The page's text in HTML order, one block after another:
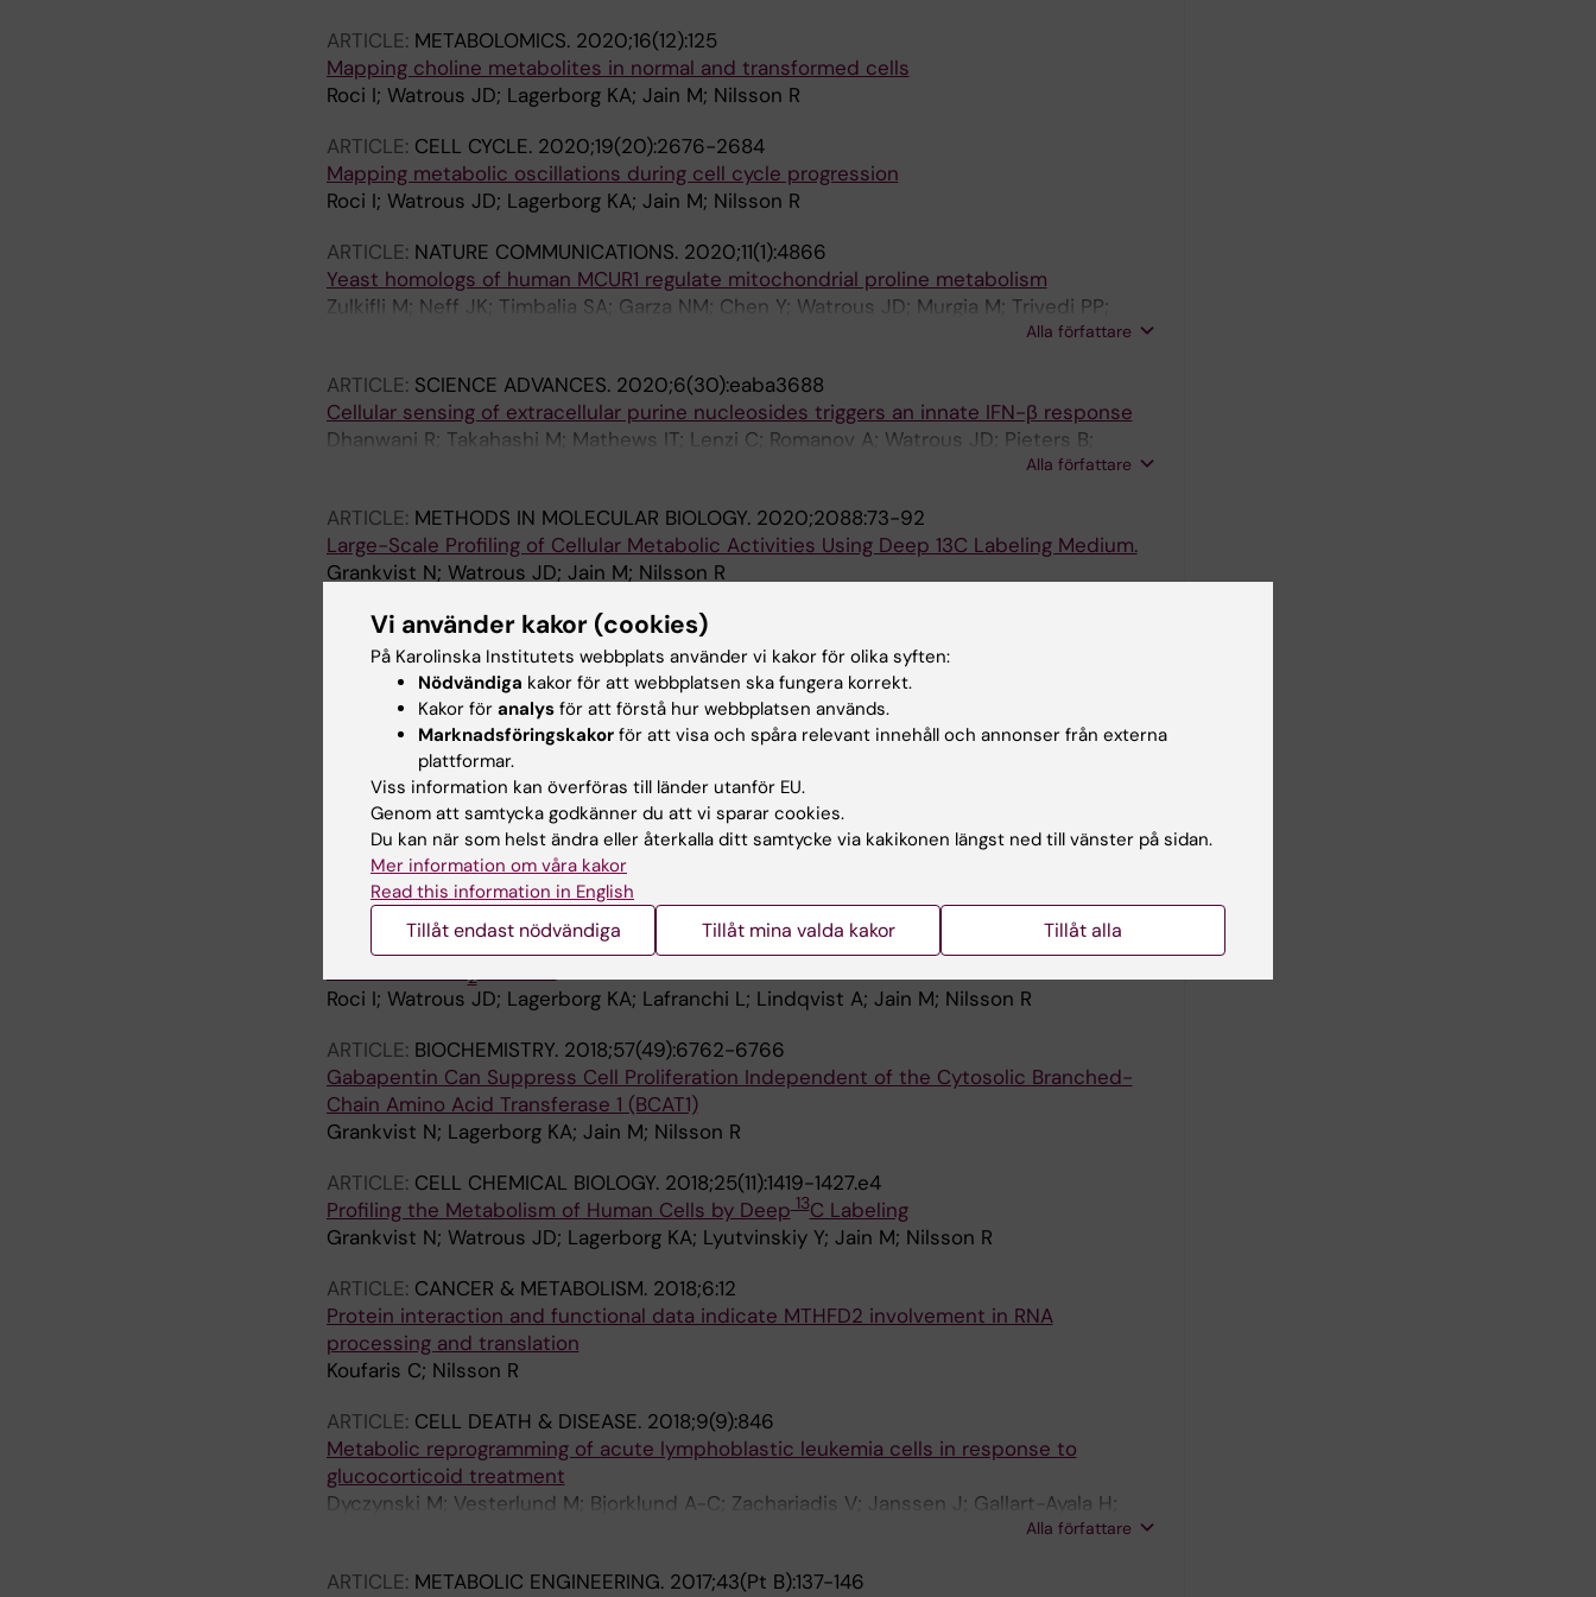
ARTICLE: METABOLOMICS. 2020;16(12):125
Mapping choline metabolites in normal and transformed cells
Roci I; Watrous JD; Lagerborg KA; Jain M; Nilsson R
ARTICLE: CELL CYCLE. 2020;19(20):2676-2684
Mapping metabolic oscillations during cell cycle progression
Roci I; Watrous JD; Lagerborg KA; Jain M; Nilsson R
ARTICLE: NATURE COMMUNICATIONS. 2020;11(1):4866
Yeast homologs of human MCUR1 regulate mitochondrial proline metabolism
Zulkifli M; Neff JK; Timbalia SA; Garza NM; Chen Y; Watrous JD; Murgia M; Trivedi PP;
Alla författare
ARTICLE: SCIENCE ADVANCES. 2020;6(30):eaba3688
Cellular sensing of extracellular purine nucleosides triggers an innate IFN-β response
Dhanwani R; Takahashi M; Mathews IT; Lenzi C; Romanov A; Watrous JD; Pieters B;
Alla författare
ARTICLE: METHODS IN MOLECULAR BIOLOGY. 2020;2088:73-92
Large-Scale Profiling of Cellular Metabolic Activities Using Deep 13C Labeling Medium.
Grankvist N; Watrous JD; Jain M; Nilsson R
ARTICLE:ISCIENCE.2019;21:188-204
MYCN-enhanced Oxidative and Glycolytic Metabolism Reveals Vulnerabilities for
Targeting Neuroblastoma
Oliynyk G; Ruiz-Perez MV; Sainero-Alcolado L; Dzieran J; Zirath H; Gallart-Ayala H;
Wheelock CE; Johansson HJ; Nilsson R; Lehtio J; Arsenian-Henriksson M
Alla författare
ARTICLE:GENE.2019;716:144032
Mitochondrial MTHFD isozymes display distinct expression, regulation, and association
with cancer
Nilsson R; Nicolaidou V; Koufaris C
ARTICLE:CELL REPORTS.
2019;26(7):1691-1700.e5
Mapping Metabolic Events in the Cancer Cell Cycle Reveals Arginine Catabolism in the
2
Roci I; Watrous JD; Lagerborg KA; Lafranchi L; Lindqvist A; Jain M; Nilsson R
ARTICLE: BIOCHEMISTRY. 2018;57(49):6762-6766
Gabapentin Can Suppress Cell Proliferation Independent of the Cytosolic Branched-
Chain Amino Acid Transferase 1 (BCAT1)
Grankvist N; Lagerborg KA; Jain M; Nilsson R
ARTICLE: CELL CHEMICAL BIOLOGY. 2018;25(11):1419-1427.e4
Profiling the Metabolism of Human Cells by Deep 13C Labeling
Grankvist N; Watrous JD; Lagerborg KA; Lyutvinskiy Y; Jain M; Nilsson R
ARTICLE: CANCER & METABOLISM. 2018;6:12
Protein interaction and functional data indicate MTHFD2 involvement in RNA
processing and translation
Koufaris C; Nilsson R
ARTICLE: CELL DEATH & DISEASE. 2018;9(9):846
Metabolic reprogramming of acute lymphoblastic leukemia cells in response to
glucocorticoid treatment
Dyczynski M; Vesterlund M; Bjorklund A-C; Zachariadis V; Janssen J; Gallart-Ayala H;
Alla författare
ARTICLE: METABOLIC ENGINEERING. 2017;43(Pt B):137-146
Vi använder kakor (cookies)
På Karolinska Institutets webbplats använder vi kakor för olika syften:
Nödvändiga kakor för att webbplatsen ska fungera korrekt.
Kakor för analys för att förstå hur webbplatsen används.
Marknadsföringskakor för att visa och spåra relevant innehåll och annonser från externa
plattformar.
Viss information kan överföras till länder utanför EU.
Genom att samtycka godkänner du att vi sparar cookies.
Du kan när som helst ändra eller återkalla ditt samtycke via kakikonen längst ned till vänster på sidan.
Mer information om våra kakor
Read this information in English
Tillåt endast nödvändiga Tillåt mina valda kakor Tillåt alla